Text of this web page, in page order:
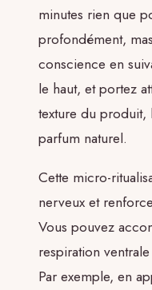
minutes rien que
profondément,
conscience en
le haut, et portez
texture du produit,
parfum naturel.
Cette micro-
nerveux et
Vous pouvez
respiration
Par exemple, en